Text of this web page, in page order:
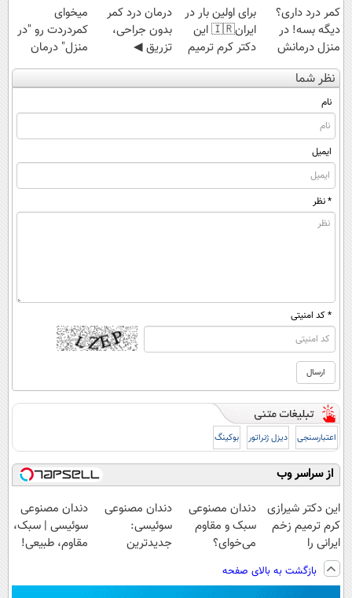
کمر درد داری؟
دیگه بسه! در
منزل درمانش
کن
(◀پرسش‌نامه)
برای اولین بار در
ایران🇮🇷 این
دکتر کرم ترمیم
کننده 23 روزه
ساخت!
درمان درد کمر
بدون جراحی،
تزریق ◀
پرسش‌نامه رو پر
کن ▶
میخوای
کمردردت رو "در
منزل" درمان
کنی؟ (◂فیلم +
◂پرسش‌نامه)
نظر شما
نام
ایمیل
* نظر
* کد امنیتی
اعتبارسنجی دیزل ژنراتور بوکینگ
از سراسر وب
این دکتر شیرازی
کرم ترمیم زخم
ایرانی را
ساخت!!!
دندان مصنوعی
سبک و مقاوم
می‌خوای؟
هم داریم!😍 |
دندان مصنوعی
سوئیسی:
جدیدترین
دندان مصنوعی
سوئیسی | سبک،
مقاوم، طبیعی!
بازگشت به بالای صفحه